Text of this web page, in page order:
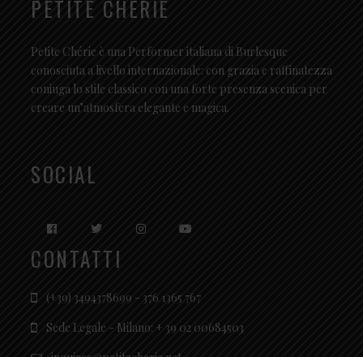
PETITE CHÉRIE
Petite Chérie è una Performer italiana di Burlesque
conosciuta a livello internazionale: con grazia e raffinatezza
coniuga lo stile classico con una forte presenza scenica per
creare un’atmosfera elegante e magica.
SOCIAL
CONTATTI
(+39) 3494378699 - 376 1365 767
Sede Legale - Milano: + 39 02 00684503